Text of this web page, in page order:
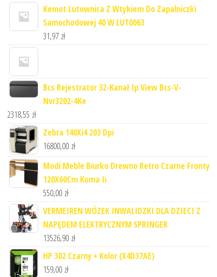
Kemot Lutownica Z Wtykiem Do Zapalniczki
Samochodowej 40 W LUT0063
31,97 zł
Bcs Rejestrator 32-Kanał Ip View Bcs-V-
Nvr3202-4Ke
2318,55 zł
Zebra 140Xi4 203 Dpi
16800,00 zł
Modi Meble Biurko Drewno Retro Czarne Fronty
120X60Cm Koma Ii
550,00 zł
VERMEIREN WÓZEK INWALIDZKI DLA DZIECI Z
NAPĘDEM ELEKTRYCZNYM SPRINGER
13526,90 zł
HP 302 Czarny + Kolor (X4D37AE)
159,00 zł